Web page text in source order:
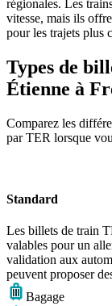
régionales. Les
vitesse, mais ils
pour les trajets plus
Types de
Étienne à
Comparez les
par TER lorsque
Standard
Les billets de train
valables pour un
validation aux
peuvent proposer
Bagage